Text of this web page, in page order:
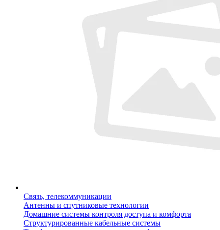
Связь, телекоммуникации
Антенны и спутниковые технологии
Домашние системы контроля доступа и комфорта
Структурированные кабельные системы